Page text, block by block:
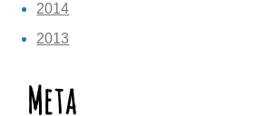
2014
2013
Meta